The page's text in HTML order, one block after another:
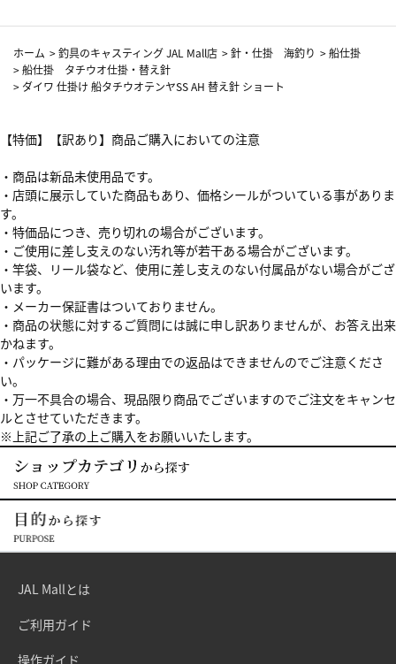
ホーム >釣具のキャスティング JAL Mall店 >針・仕掛 海釣り >船仕掛
>船仕掛 タチウオ仕掛・替え針
> ダイワ 仕掛け 船タチウオテンヤSS AH 替え針 ショート
【特価】【訳あり】商品ご購入においての注意
・商品は新品未使用品です。
・店頭に展示していた商品もあり、価格シールがついている事がありま
す。
・特価品につき、売り切れの場合がございます。
・ご使用に差し支えのない汚れ等が若干ある場合がございます。
・竿袋、リール袋など、使用に差し支えのない付属品がない場合がござ
います。
・メーカー保証書はついておりません。
・商品の状態に対するご質問には誠に申し訳ありませんが、お答え出来
かねます。
・パッケージに難がある理由での返品はできませんのでご注意くださ
い。
・万一不具合の場合、現品限り商品でございますのでご注文をキャンセ
ルとさせていただきます。
※上記ご了承の上ご購入をお願いいたします。
JAL Mallとは
ご利用ガイド
操作ガイド